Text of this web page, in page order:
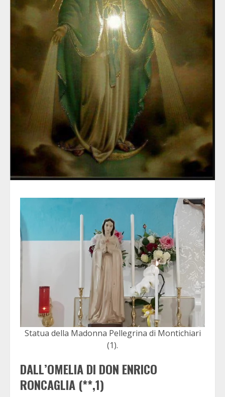
Statua della Madonna Pellegrina di Montichiari
(1).
DALL’OMELIA DI DON ENRICO
RONCAGLIA (**,1)